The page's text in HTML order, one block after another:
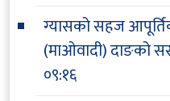
ग्यासको सहज
(माओवादी) दाङको
०९:१६